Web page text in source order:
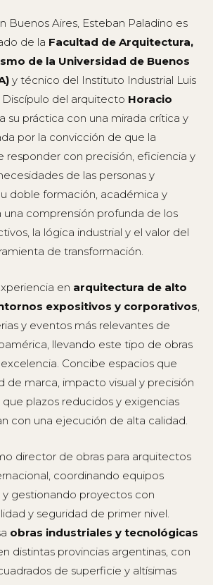
complejos
Buenos Aires, Esteban Paladino es
de la Facultad de Arquitectura,
de la Universidad de Buenos
y técnico del Instituto Industrial Luis
del arquitecto Horacio
su práctica con una mirada crítica y
por la convicción de que la
responder con precisión, eficiencia y
de las personas y
doble formación, académica y
comprensión profunda de los
la lógica industrial y el valor del
de transformación.
en arquitectura de alto
expositivos y corporativos,
y eventos más relevantes de
llevando este tipo de obras
Concibe espacios que
de marca, impacto visual y precisión
plazos reducidos y exigencias
con una ejecución de alta calidad.
director de obras para arquitectos
coordinando equipos
y gestionando proyectos con
y seguridad de primer nivel.
obras industriales y tecnológicas
distintas provincias argentinas, con
de superficie y altísimas